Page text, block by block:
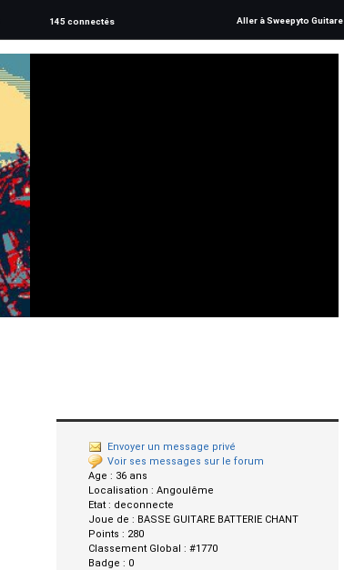
145 connectés Aller à Sweepyto Guitare
Envoyer un message privé
Voir ses messages sur le forum
Age : 36 ans
Localisation : Angoulême
Etat : deconnecte
Joue de : BASSE GUITARE BATTERIE CHANT
Points : 280
Classement Global : #1770
Badge : 0